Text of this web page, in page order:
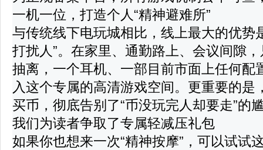
一机一位，打造个人“精神避难所”
与传统线下电玩城相比，线上最大的优势
打扰人”。在家里、通勤路上、会议间隙
抽离，一个耳机、一部目前市面上任何配
入这个专属的高清游戏空间。更重要的是
买币 ，彻底告别了“币没玩完人却要走”的
我们为读者争取了专属轻减压礼包
如果你也想来一次“精神按摩”，可以试试